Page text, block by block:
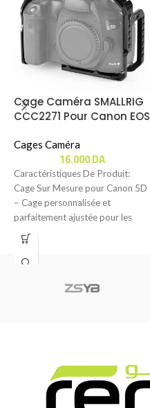
Cage Caméra SMALLRIG
CCC2271 Pour Canon EOS
)
Cages Caméra
16.000DA
Caractéristiques De Produit:
Cage Sur Mesure pour Canon 5D
– Cage personnalisée et
parfaitement ajustée pour les
appareils Canon 5D